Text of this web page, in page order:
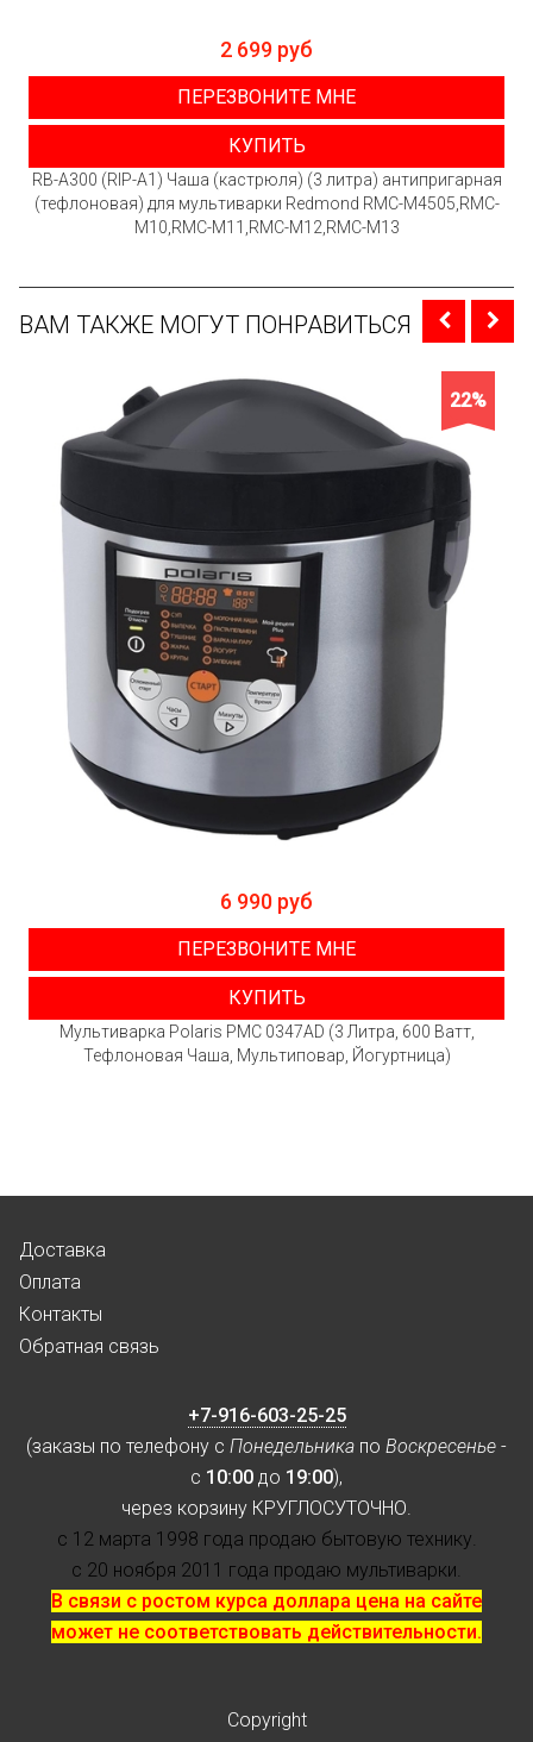
2 699 руб
ПЕРЕЗВОНИТЕ МНЕ
КУПИТЬ
RB-A300 (RIP-A1) Чаша (кастрюля) (3 литра) антипригарная
(тефлоновая) для мультиварки Redmond RMC-M4505,RMC-
M10,RMC-M11,RMC-M12,RMC-M13
ВАМ ТАКЖЕ МОГУТ ПОНРАВИТЬСЯ
22%
6 990 руб
ПЕРЕЗВОНИТЕ МНЕ
КУПИТЬ
Мультиварка Polaris PMC 0347AD (3 Литра, 600 Ватт,
Тефлоновая Чаша, Мультиповар, Йогуртница)
Доставка
Оплата
Контакты
Обратная связь
+7-916-603-25-25
(заказы по телефону с Понедельника по Воскресенье -
с 10:00 до 19:00),
через корзину КРУГЛОСУТОЧНО.
с 12 марта 1998 года продаю бытовую технику.
с 20 ноября 2011 года продаю мультиварки.
В связи с ростом курса доллара цена на сайте
может не соответствовать действительности.
Copyright